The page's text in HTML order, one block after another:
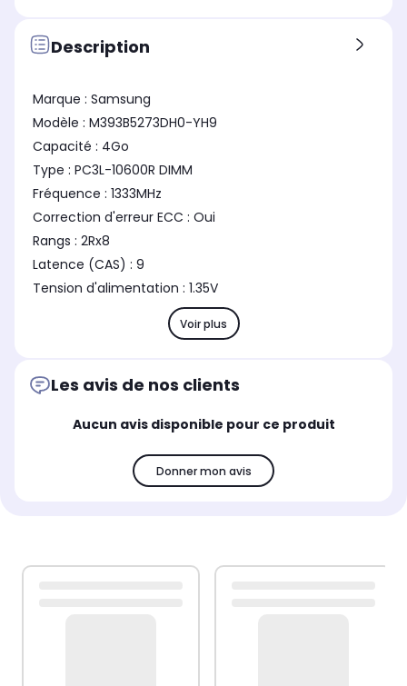
Description
Marque : Samsung
Modèle : M393B5273DH0-YH9
Capacité : 4Go
Type : PC3L-10600R DIMM
Fréquence : 1333MHz
Correction d'erreur ECC : Oui
Rangs : 2Rx8
Latence (CAS) : 9
Tension d'alimentation : 1.35V
Voir plus
Les avis de nos clients
Aucun avis disponible pour ce produit
Donner mon avis